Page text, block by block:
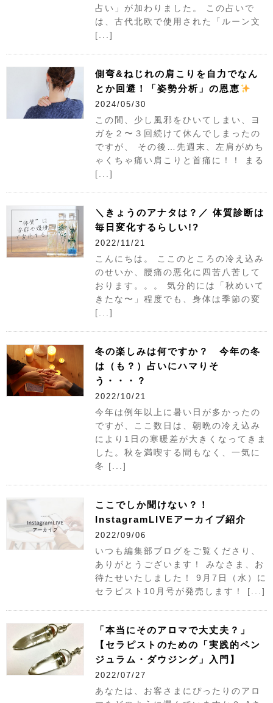
占い」が加わりました。 この占いで
は、古代北欧で使用された「ルーン文
[...]
側弯&ねじれの肩こりを自力でなん
とか回避！「姿勢分析」の恩恵
2024/05/30
この間、少し風邪をひいてしまい、ヨ
ガを２〜３回続けて休んでしまったの
ですが、 その後…先週末、左肩がめち
ゃくちゃ痛い肩こりと首痛に！！ まる
[...]
＼きょうのアナタは？／ 体質診断は
毎日変化するらしい!?
2022/11/21
こんにちは。 ここのところの冷え込み
のせいか、腰痛の悪化に四苦八苦して
おります。。。 気分的には「秋めいて
きたな〜」程度でも、身体は季節の変
[...]
冬の楽しみは何ですか？ 今年の冬
は（も？）占いにハマりそ
う・・・？
2022/10/21
今年は例年以上に暑い日が多かったの
ですが、ここ数日は、朝晩の冷え込み
により1日の寒暖差が大きくなってきま
した。秋を満喫する間もなく、一気に
冬 [...]
ここでしか聞けない？！
InstagramLIVEアーカイブ紹介
2022/09/06
いつも編集部ブログをご覧くださり、
ありがとうございます！ みなさま、お
待たせいたしました！ 9月7日（水）に
セラピスト10月号が発売します！ [...]
「本当にそのアロマで大丈夫？」
【セラピストのための「実践的ペン
ジュラム・ダウジング」入門】
2022/07/27
あなたは、お客さまにぴったりのアロ